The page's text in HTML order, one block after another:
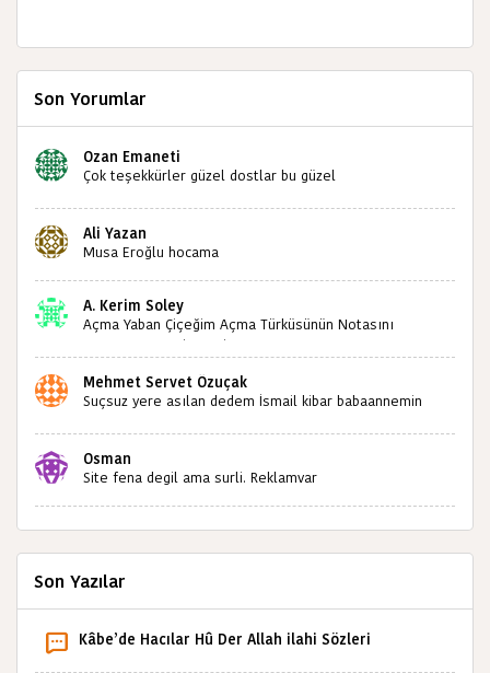
Son Yorumlar
Ozan Emaneti
Çok teşekkürler güzel dostlar bu güzel
sizlerin sayesinde türkülerimiz ölmeyecektir tekrar
teşekkürler saygılarımla
Ali Yazan
Musa Eroğlu hocama
A. Kerim Soley
Açma Yaban Çiçeğim Açma Türküsünün Notasını
Bulabilir miyiz ?İlginiz İçin Şimdiden Teşekkürler.
Mehmet Servet Özuçak
Suçsuz yere asılan dedem İsmail kibar babaannemin
Osman
Site fena degil ama surli. Reklamvar
Son Yazılar
Kâbe’de Hacılar Hû Der Allah ilahi Sözleri